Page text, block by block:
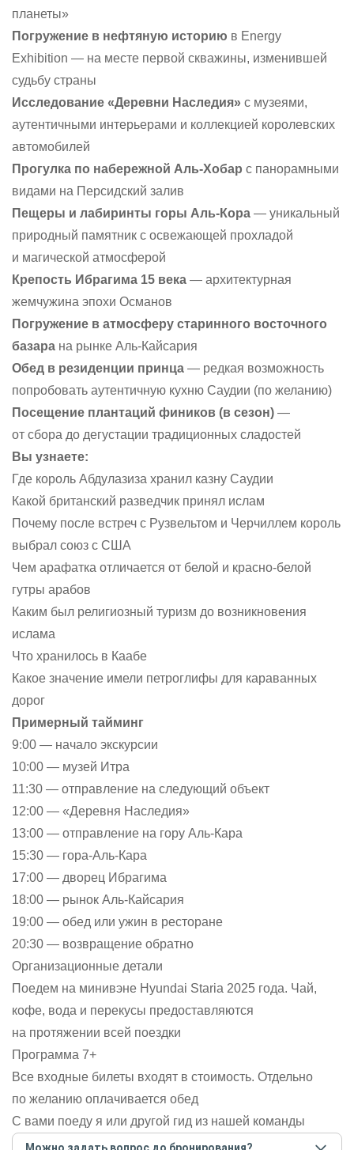
планеты»
Погружение в нефтяную историю в Energy
Exhibition — на месте первой скважины, изменившей
судьбу страны
Исследование «Деревни Наследия» с музеями,
аутентичными интерьерами и коллекцией королевских
автомобилей
Прогулка по набережной Аль-Хобар с панорамными
видами на Персидский залив
Пещеры и лабиринты горы Аль-Кора — уникальный
природный памятник с освежающей прохладой
и магической атмосферой
Крепость Ибрагима 15 века — архитектурная
жемчужина эпохи Османов
Погружение в атмосферу старинного восточного
базара на рынке Аль-Кайсария
Обед в резиденции принца — редкая возможность
попробовать аутентичную кухню Саудии (по желанию)
Посещение плантаций фиников (в сезон) —
от сбора до дегустации традиционных сладостей
Вы узнаете:
Где король Абдулазиза хранил казну Саудии
Какой британский разведчик принял ислам
Почему после встреч с Рузвельтом и Черчиллем король
выбрал союз с США
Чем арафатка отличается от белой и красно-белой
гутры арабов
Каким был религиозный туризм до возникновения
ислама
Что хранилось в Каабе
Какое значение имели петроглифы для караванных
дорог
Примерный тайминг
9:00 — начало экскурсии
10:00 — музей Итра
11:30 — отправление на следующий объект
12:00 — «Деревня Наследия»
13:00 — отправление на гору Аль-Кара
15:30 — гора-Аль-Кара
17:00 — дворец Ибрагима
18:00 — рынок Аль-Кайсария
19:00 — обед или ужин в ресторане
20:30 — возвращение обратно
Организационные детали
Поедем на минивэне Hyundai Staria 2025 года. Чай,
кофе, вода и перекусы предоставляются
на протяжении всей поездки
Программа 7+
Все входные билеты входят в стоимость. Отдельно
по желанию оплачивается обед
С вами поеду я или другой гид из нашей команды